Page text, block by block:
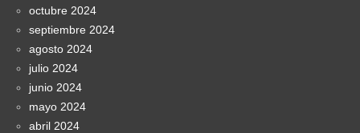
octubre 2024
septiembre 2024
agosto 2024
julio 2024
junio 2024
mayo 2024
abril 2024